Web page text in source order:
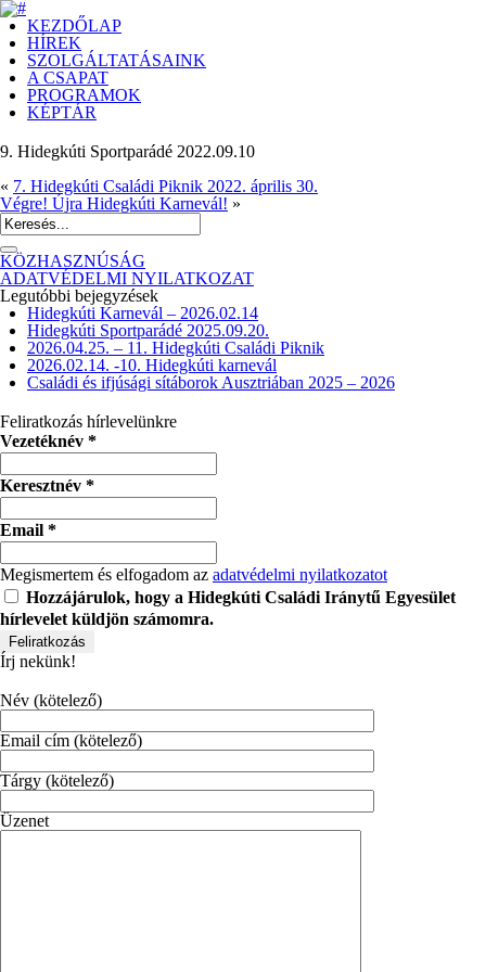
KEZDŐLAP
HÍREK
SZOLGÁLTATÁSAINK
A CSAPAT
PROGRAMOK
KÉPTÁR
9. Hidegkúti Sportparádé 2022.09.10
« 7. Hidegkúti Családi Piknik 2022. április 30.
Végre! Újra Hidegkúti Karnevál! »
KÖZHASZNÚSÁG
ADATVÉDELMI NYILATKOZAT
Legutóbbi bejegyzések
Hidegkúti Karnevál – 2026.02.14
Hidegkúti Sportparádé 2025.09.20.
2026.04.25. – 11. Hidegkúti Családi Piknik
2026.02.14. -10. Hidegkúti karnevál
Családi és ifjúsági sítáborok Ausztriában 2025 – 2026
Feliratkozás hírlevelünkre
Vezetéknév *
Keresztnév *
Email *
Megismertem és elfogadom az adatvédelmi nyilatkozatot
Hozzájárulok, hogy a Hidegkúti Családi Iránytű Egyesület
hírlevelet küldjön számomra.
Írj nekünk!
Név (kötelező)
Email cím (kötelező)
Tárgy (kötelező)
Üzenet